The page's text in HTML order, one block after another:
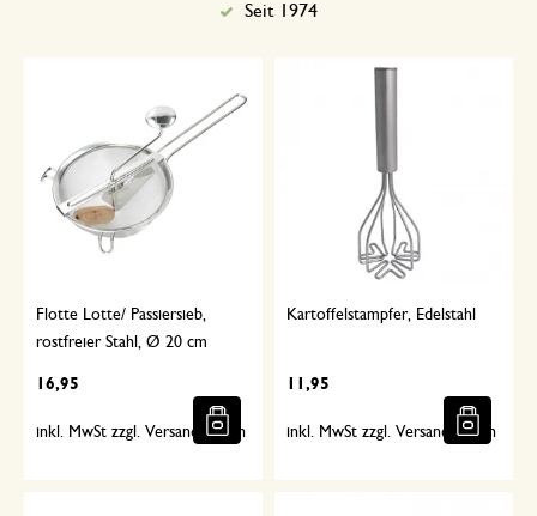
Flotte Lotte/ Passiersieb,
rostfreier Stahl, Ø 20 cm
16,95
inkl. MwSt zzgl. Versandkosten
Kartoffelstampfer, Edelstahl
11,95
inkl. MwSt zzgl. Versandkosten
Seit 1974